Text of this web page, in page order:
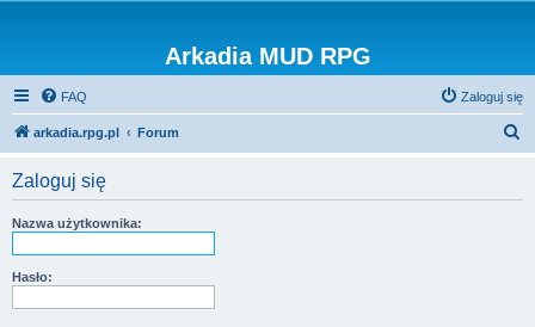
Arkadia MUD RPG
FAQ Zaloguj się
arkadia.rpg.pl Forum
Zaloguj się
Nazwa użytkownika:
Hasło: